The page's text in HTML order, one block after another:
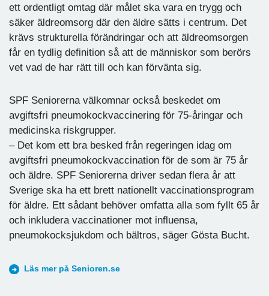
ett ordentligt omtag där målet ska vara en trygg och
säker äldreomsorg där den äldre sätts i centrum. Det
krävs strukturella förändringar och att äldreomsorgen
får en tydlig definition så att de människor som berörs
vet vad de har rätt till och kan förvänta sig.
SPF Seniorerna välkomnar också beskedet om
avgiftsfri pneumokockvaccinering för 75-åringar och
medicinska riskgrupper.
– Det kom ett bra besked från regeringen idag om
avgiftsfri pneumokockvaccination för de som är 75 år
och äldre. SPF Seniorerna driver sedan flera år att
Sverige ska ha ett brett nationellt vaccinationsprogram
för äldre. Ett sådant behöver omfatta alla som fyllt 65 år
och inkludera vaccinationer mot influensa,
pneumokocksjukdom och bältros, säger Gösta Bucht.
Läs mer på Senioren.se